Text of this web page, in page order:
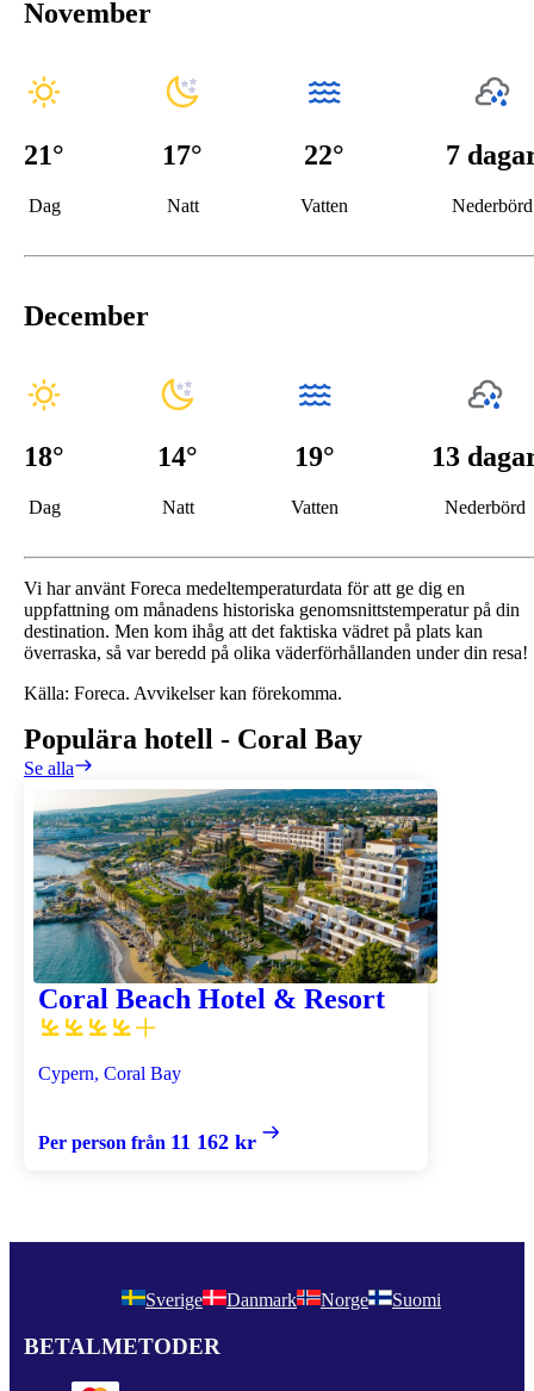
November
21°
Dag
17°
Natt
22°
Vatten
7
Nederbörd
December
18°
Dag
14°
Natt
19°
Vatten
13
Nederbörd
Vi har använt Foreca medeltemperaturdata för att ge dig en
uppfattning om månadens historiska genomsnittstemperatur på din
destination. Men kom ihåg att det faktiska vädret på plats kan
överraska, så var beredd på olika väderförhållanden under din resa!
Källa: Foreca. Avvikelser kan förekomma.
Populära hotell - Coral Bay
Se alla
Coral Beach Hotel & Resort
Cypern, Coral Bay
Per person från 11 162 kr
Sverige Danmark Norge Suomi
BETALMETODER